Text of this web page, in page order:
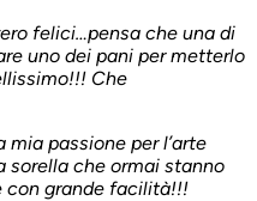
felici…pensa che una di
uno dei pani per metterlo
Che
passione per l’arte
sorella che ormai stanno
con grande facilità!!!